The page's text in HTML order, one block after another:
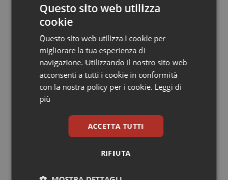
Provincia Autonoma di Trento
Puglia
Sardegna
Sicilia
Ipertensione & Scompenso
Malattie rare
Malattia di Crohn & Rettocolite Ulcerosa
Neuroscienze & patologie neurodegenerative
Gestione dell'Ipertensione resistente:
dalle Linee Guida alle terapie innovative
Leadership Infermieristica 2026: nuovi
modelli di responsabilità e autonomia
Leadership Medica 2026: guidare team
clinici ad alte prestazioni
Questo sito web utilizza
cookie
Questo sito web utilizza i cookie per
migliorare la tua esperienza di
navigazione. Utilizzando il nostro sito web
acconsenti a tutti i cookie in conformità
con la nostra policy per i cookie. Leggi di
più
ACCETTA TUTTI
RIFIUTA